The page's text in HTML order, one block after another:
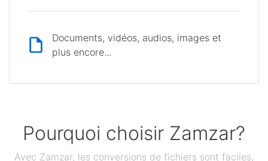
Documents, vidéos, audios, images et
plus encore...
Pourquoi choisir Zamzar?
Avec Zamzar, les conversions de fichiers sont faciles,